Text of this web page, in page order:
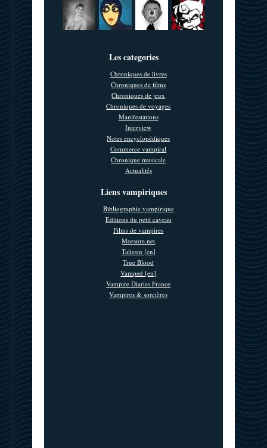
Les categories
Chroniques de livres
Chroniques de films
Chroniques de jeux
Chroniques de voyages
Manifestations
Interview
Notes encyclopédiques
Commerce vampiral
Chronique musicale
Actualités
Liens vampiriques
Bibliographie vampirique
Editions du petit caveau
Films de vampires
Morsure.net
Taliesin [en]
True Blood
Vamped [en]
Vampire Diaries France
Vampires & sorcières